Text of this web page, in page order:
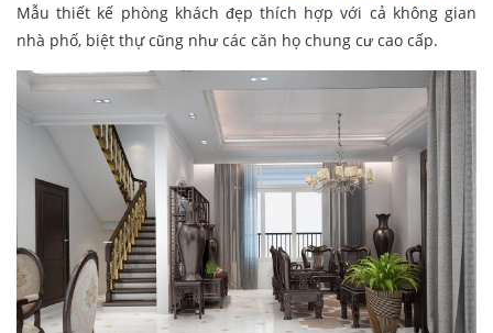
Mẫu thiết kế phòng khách đẹp thích hợp với cả không gian
nhà phố, biệt thự cũng như các căn họ chung cư cao cấp.